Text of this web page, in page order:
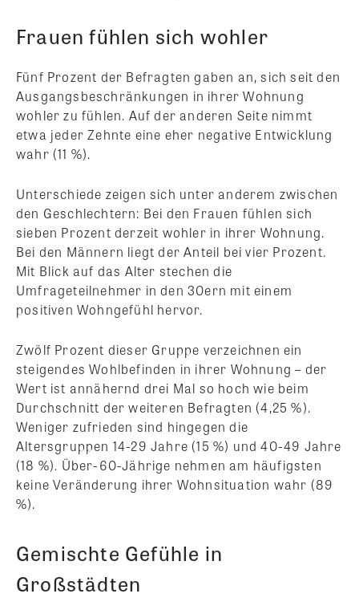
Frauen fühlen sich wohler
Fünf Prozent der Befragten gaben an, sich seit den
Ausgangsbeschränkungen in ihrer Wohnung
wohler zu fühlen. Auf der anderen Seite nimmt
etwa jeder Zehnte eine eher negative Entwicklung
wahr (11 %).
Unterschiede zeigen sich unter anderem zwischen
den Geschlechtern: Bei den Frauen fühlen sich
sieben Prozent derzeit wohler in ihrer Wohnung.
Bei den Männern liegt der Anteil bei vier Prozent.
Mit Blick auf das Alter stechen die
Umfrageteilnehmer in den 30ern mit einem
positiven Wohngefühl hervor.
Zwölf Prozent dieser Gruppe verzeichnen ein
steigendes Wohlbefinden in ihrer Wohnung – der
Wert ist annähernd drei Mal so hoch wie beim
Durchschnitt der weiteren Befragten (4,25 %).
Weniger zufrieden sind hingegen die
Altersgruppen 14-29 Jahre (15 %) und 40-49 Jahre
(18 %). Über-60-Jährige nehmen am häufigsten
keine Veränderung ihrer Wohnsituation wahr (89
%).
Gemischte Gefühle in
Großstädten